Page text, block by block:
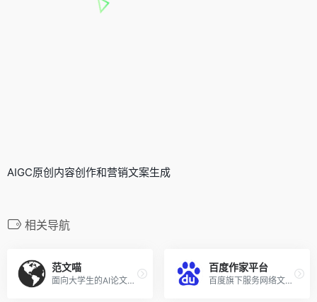
AIGC原创内容创作和营销文案生成
相关导航
范文喵
面向大学生的AI论文写作工具
百度作家平台
百度旗下服务网络文学作家的一站式创作与投稿平台